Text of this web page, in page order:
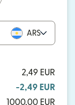
ARS
2,49 EUR
-2,49 EUR
1000,00 EUR